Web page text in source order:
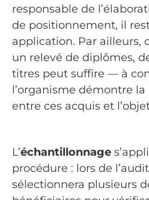
responsable de
de positionnement, il
application. Par ailleurs,
un relevé de diplômes,
titres peut suffire — à
l’organisme démontre
entre ces acquis et
L’échantillonnage
procédure : lors de
sélectionnera plusieurs